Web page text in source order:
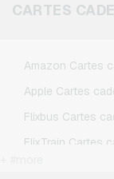
CARTES
Amazon Cartes
Apple Cartes
Flixbus Cartes
FlixTrain Cartes